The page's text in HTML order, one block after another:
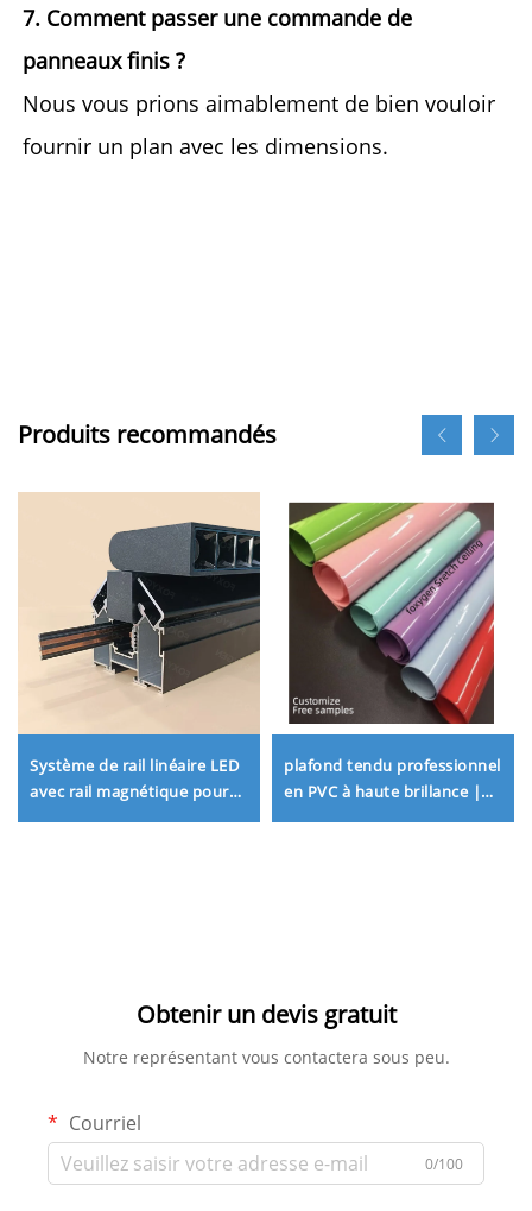
7. Comment passer une commande de
panneaux finis ?
Nous vous prions aimablement de bien vouloir
fournir un plan avec les dimensions.
Produits recommandés
Système de rail linéaire LED
avec rail magnétique pour
plafond tendu professionnel
en PVC à haute brillance |
Obtenir un devis gratuit
Notre représentant vous contactera sous peu.
Courriel
0/100